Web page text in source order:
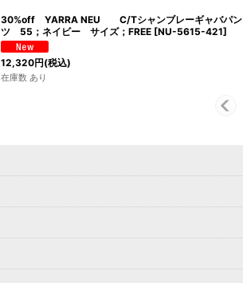
30%off YARRA NEU C/Tシャンブレーギャバパン
ツ 55；ネイビー サイズ；FREE [NU-5615-421]
12,320円(税込)
在庫数 あり